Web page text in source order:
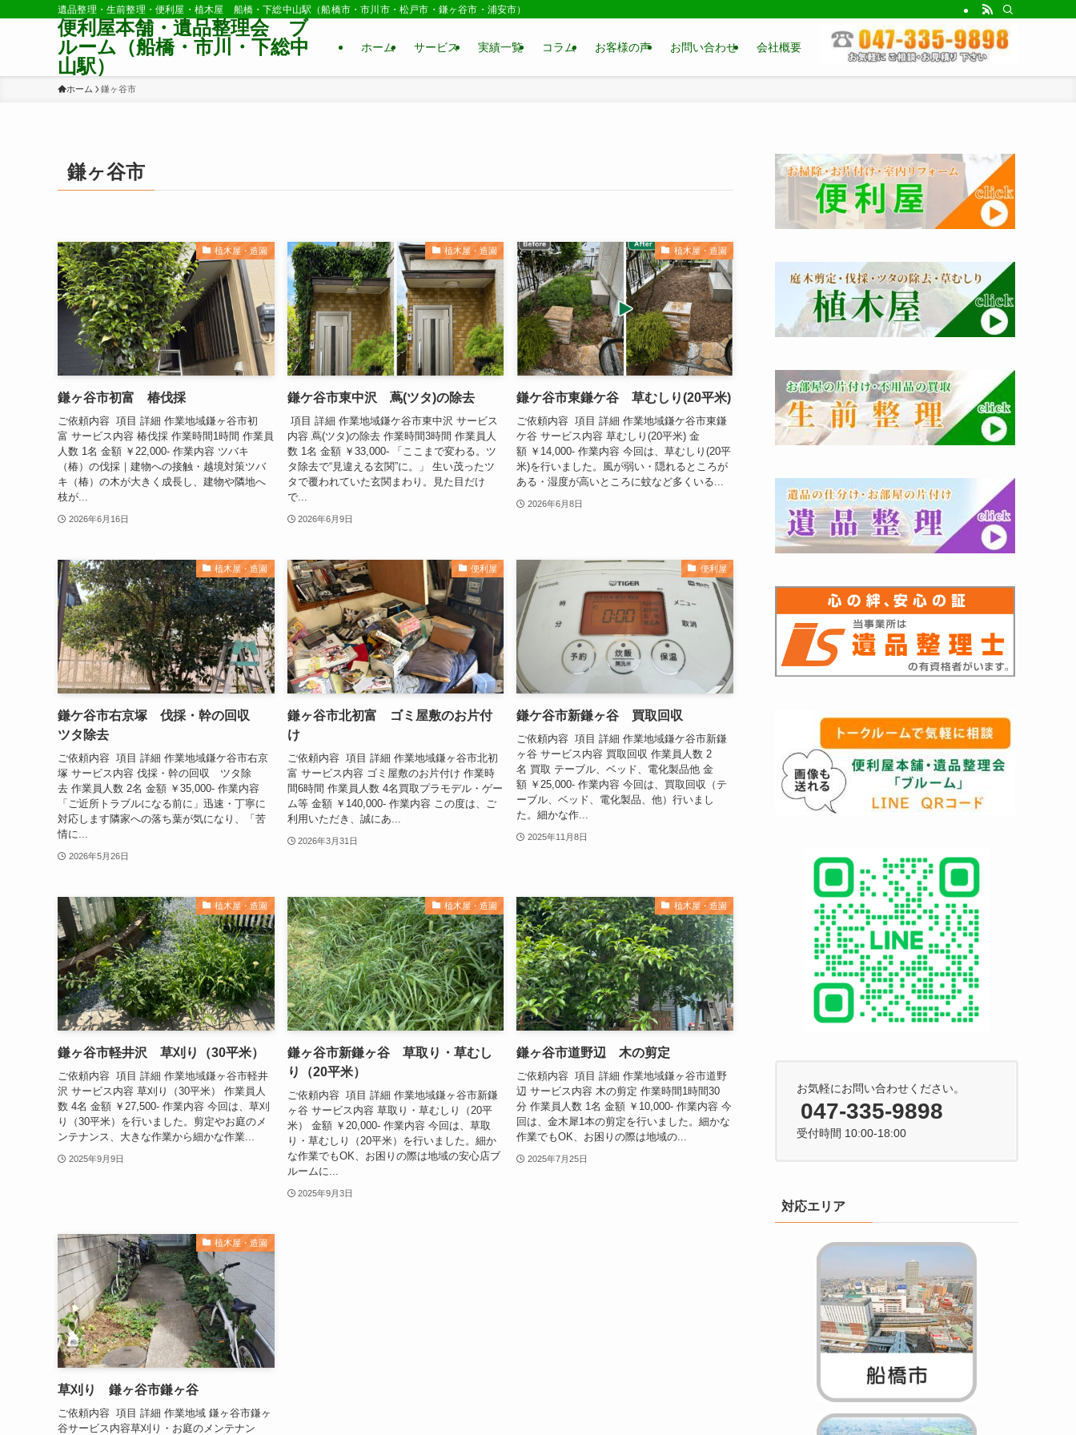
遺品整理・生前整理・便利屋・植木屋 船橋・下総中山駅（船橋市・市川市・松戸市・鎌ヶ谷市・浦安市）
便利屋本舗・遺品整理会 ブ
ルーム（船橋・市川・下総中
山駅）
ホーム サービス 実績一覧 コラム お客様の声 お問い合わせ 会社概要
ホーム 鎌ヶ谷市
鎌ヶ谷市
植木屋・造園
鎌ヶ谷市初富 椿伐採
ご依頼内容 項目 詳細 作業地域鎌ヶ谷市初
富 サービス内容 椿伐採 作業時間1時間 作業員
人数 1名 金額 ￥22,000- 作業内容 ツバキ
（椿）の伐採｜建物への接触・越境対策ツバ
キ（椿）の木が大きく成長し、建物や隣地へ
枝が...
2026年6月16日
植木屋・造園
鎌ケ谷市東中沢 蔦(ツタ)の除去
項目 詳細 作業地域鎌ケ谷市東中沢 サービス
内容 蔦(ツタ)の除去 作業時間3時間 作業員人
数 1名 金額 ￥33,000- 「ここまで変わる。ツ
タ除去で“見違える玄関”に。」 生い茂ったツ
タで覆われていた玄関まわり。見た目だけ
で...
2026年6月9日
植木屋・造園
鎌ケ谷市東鎌ケ谷 草むしり(20平米)
ご依頼内容 項目 詳細 作業地域鎌ケ谷市東鎌
ケ谷 サービス内容 草むしり(20平米) 金
額 ￥14,000- 作業内容 今回は、草むしり(20平
米)を行いました。風が弱い・隠れるところが
ある・湿度が高いところに蚊など多くいる...
2026年6月8日
植木屋・造園
鎌ケ谷市右京塚 伐採・幹の回収
ツタ除去
ご依頼内容 項目 詳細 作業地域鎌ケ谷市右京
塚 サービス内容 伐採・幹の回収 ツタ除
去 作業員人数 2名 金額 ￥35,000- 作業内容
「ご近所トラブルになる前に」迅速・丁寧に
対応します隣家への落ち葉が気になり、「苦
情に...
2026年5月26日
便利屋
鎌ヶ谷市北初富 ゴミ屋敷のお片付
け
ご依頼内容 項目 詳細 作業地域鎌ヶ谷市北初
富 サービス内容 ゴミ屋敷のお片付け 作業時
間6時間 作業員人数 4名買取プラモデル・ゲー
ム等 金額 ￥140,000- 作業内容 この度は、ご
利用いただき、誠にあ...
2026年3月31日
便利屋
鎌ケ谷市新鎌ヶ谷 買取回収
ご依頼内容 項目 詳細 作業地域鎌ケ谷市新鎌
ヶ谷 サービス内容 買取回収 作業員人数 2
名 買取 テーブル、ベッド、電化製品他 金
額 ￥25,000- 作業内容 今回は、買取回収（テ
ーブル、ベッド、電化製品、他）行いまし
た。細かな作...
2025年11月8日
植木屋・造園
鎌ヶ谷市軽井沢 草刈り（30平米）
ご依頼内容 項目 詳細 作業地域鎌ヶ谷市軽井
沢 サービス内容 草刈り（30平米） 作業員人
数 4名 金額 ￥27,500- 作業内容 今回は、草刈
り（30平米）を行いました。剪定やお庭のメ
ンテナンス、大きな作業から細かな作業...
2025年9月9日
植木屋・造園
鎌ヶ谷市新鎌ヶ谷 草取り・草むし
り（20平米）
ご依頼内容 項目 詳細 作業地域鎌ヶ谷市新鎌
ヶ谷 サービス内容 草取り・草むしり（20平
米） 金額 ￥20,000- 作業内容 今回は、草取
り・草むしり（20平米）を行いました。細か
な作業でもOK、お困りの際は地域の安心店ブ
ルームに...
2025年9月3日
植木屋・造園
鎌ヶ谷市道野辺 木の剪定
ご依頼内容 項目 詳細 作業地域鎌ヶ谷市道野
辺 サービス内容 木の剪定 作業時間1時間30
分 作業員人数 1名 金額 ￥10,000- 作業内容 今
回は、金木犀1本の剪定を行いました。細かな
作業でもOK、お困りの際は地域の...
2025年7月25日
植木屋・造園
草刈り 鎌ヶ谷市鎌ヶ谷
ご依頼内容 項目 詳細 作業地域 鎌ヶ谷市鎌ヶ
谷サービス内容草刈り・お庭のメンテナン
お気軽にお問い合わせください。
047-335-9898
受付時間 10:00-18:00
対応エリア